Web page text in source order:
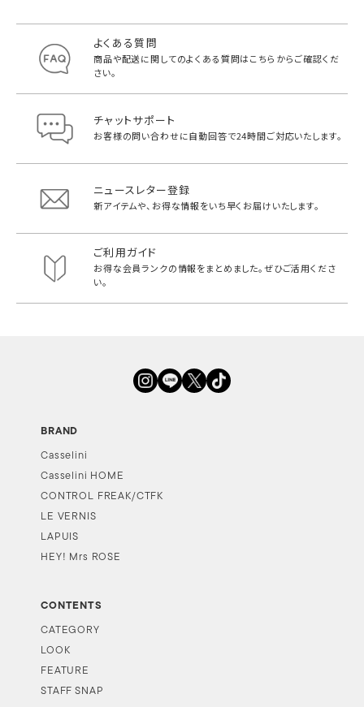
よくある質問
商品や配送に関してのよくある質問はこちらからご確認くだ
さい。
チャットサポート
お客様の問い合わせに自動回答で24時間ご対応いたします。
ニュースレター登録
新アイテムや、お得な情報をいち早く お届けいたします。
ご利用ガイド
お得な会員ランクの情報をまとめました。ぜひご活用くださ
い。
BRAND
Casselini
Casselini HOME
CONTROL FREAK/CTFK
LE VERNIS
LAPUIS
HEY! Mrs ROSE
CONTENTS
CATEGORY
LOOK
FEATURE
STAFF SNAP